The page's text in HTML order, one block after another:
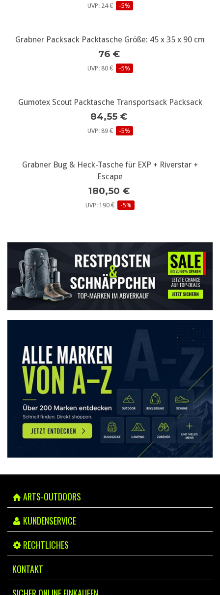
UVP: 24 € -5%
Grabner Packsack Packtasche Größe: 45 x 35 x 90 cm
76 €
UVP: 80 € -5%
Gumotex Scout Packtasche Transportsack Packsack
84,55 €
UVP: 89 € -5%
Grabner Bug & Heck-Tasche für EXP + Riverstar +
Escape
180,50 €
UVP: 190 € -5%
ARTS-OUTDOORS
KUNDENSERVICE
RECHTLICHES
KONTAKT